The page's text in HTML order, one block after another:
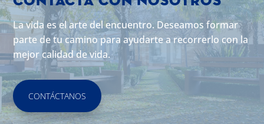
La vida es el arte del encuentro. Deseamos formar
parte de tu camino para ayudarte a recorrerlo con la
mejor calidad de vida.
CONTÁCTANOS